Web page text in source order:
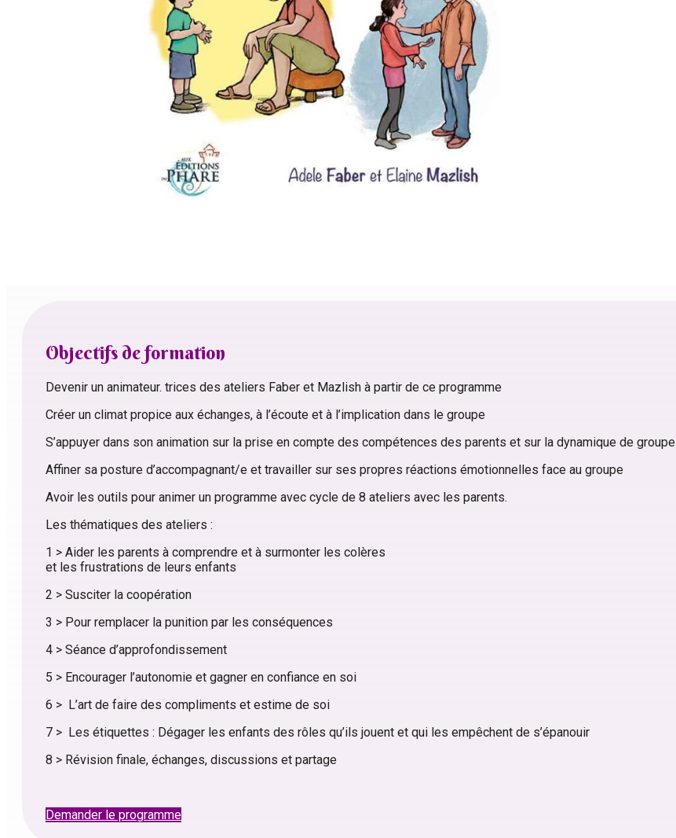
Objectifs de formation
Devenir un animateur. trices des ateliers Faber et Mazlish à partir de ce programme
Créer un climat propice aux échanges, à l’écoute et à l’implication dans le groupe
S’appuyer dans son animation sur la prise en compte des compétences des parents et sur la dynamique de groupe
Affiner sa posture d’accompagnant/e et travailler sur ses propres réactions émotionnelles face au groupe
Avoir les outils pour animer un programme avec cycle de 8 ateliers avec les parents.
Les thématiques des ateliers :
1 > Aider les parents à comprendre et à surmonter les colères
et les frustrations de leurs enfants
2 > Susciter la coopération
3 > Pour remplacer la punition par les conséquences
4 > Séance d’approfondissement
5 > Encourager l’autonomie et gagner en confiance en soi
6 > L’art de faire des compliments et estime de soi
7 > Les étiquettes : Dégager les enfants des rôles qu’ils jouent et qui les empêchent de s’épanouir
8 > Révision finale, échanges, discussions et partage
Demander le programme